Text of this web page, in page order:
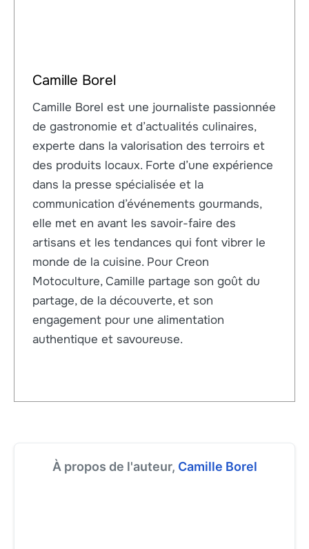
Camille Borel
Camille Borel est une journaliste passionnée
de gastronomie et d’actualités culinaires,
experte dans la valorisation des terroirs et
des produits locaux. Forte d’une expérience
dans la presse spécialisée et la
communication d’événements gourmands,
elle met en avant les savoir-faire des
artisans et les tendances qui font vibrer le
monde de la cuisine. Pour Creon
Motoculture, Camille partage son goût du
partage, de la découverte, et son
engagement pour une alimentation
authentique et savoureuse.
À propos de l'auteur, Camille Borel